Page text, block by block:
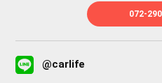
072-
@carlife